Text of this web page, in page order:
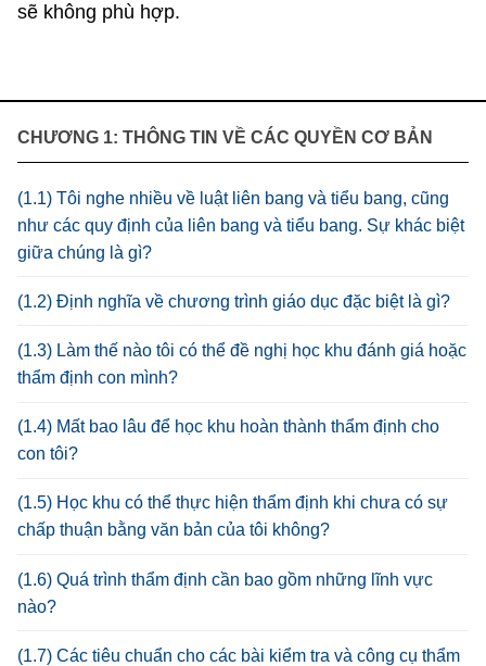
CHƯƠNG 1: THÔNG TIN VỀ CÁC QUYỀN CƠ BẢN
(1.1) Tôi nghe nhiều về luật liên bang và tiểu bang, cũng
như các quy định của liên bang và tiểu bang. Sự khác biệt
giữa chúng là gì?
(1.2) Định nghĩa về chương trình giáo dục đặc biệt là gì?
(1.3) Làm thế nào tôi có thể đề nghị học khu đánh giá hoặc
thẩm định con mình?
(1.4) Mất bao lâu để học khu hoàn thành thẩm định cho
con tôi?
(1.5) Học khu có thể thực hiện thẩm định khi chưa có sự
chấp thuận bằng văn bản của tôi không?
(1.6) Quá trình thẩm định cần bao gồm những lĩnh vực
nào?
(1.7) Các tiêu chuẩn cho các bài kiểm tra và công cụ thẩm
sẽ không phù hợp.